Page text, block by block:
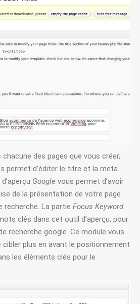
chacune des pages que vous créer,
permet d’éditer le titre et la meta
Google vous permet d’avoir
de la présentation de votre page
recherche. La partie Focus Keyword
clés dans cet outil d’aperçu, pour
recherche google. Ce module vous
plus en avant le positionnement
les éléments clés pour le